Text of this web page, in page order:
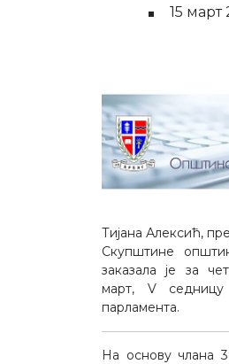
15 март
Тијана Алексић,
Скупштине
заказала је за
март, V седницу
парламента.
На основу члана